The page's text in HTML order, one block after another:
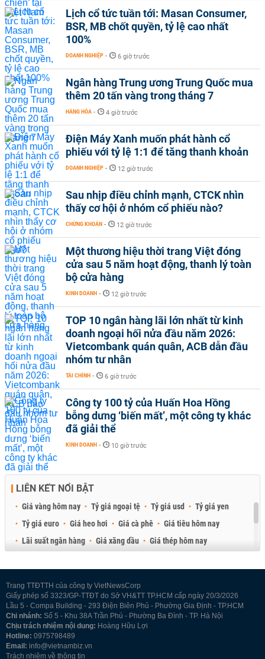
Lịch cổ tức tuần tới: Masan Consumer,
BSR, MB chốt quyền, tỷ lệ cao nhất
100%
DOANH NGHIỆP - 6 giờ trước
Ngân hàng Trung ương Trung Quốc mua
thêm 20 tấn vàng trong tháng 7
HÀNG HÓA - 4 giờ trước
Điện Máy Xanh muốn phát hành cổ
phiếu với tỷ lệ 1:1 để tăng thanh khoản
DOANH NGHIỆP - 12 giờ trước
Sau nhịp điều chỉnh mạnh, CTCK nhìn
thấy cơ hội ở nhóm cổ phiếu nào?
CHỨNG KHOÁN - 12 giờ trước
Một thương hiệu thời trang Việt đóng
cửa sau 5 năm hoạt động, thanh lý toàn
bộ cửa hàng
KINH DOANH - 12 giờ trước
TOP 10 ngân hàng lãi lớn nhất từ kinh
doanh ngoại hối nửa đầu năm 2026:
Vietcombank quán quân, ACB dẫn đầu
nhóm tư nhân
TÀI CHÍNH - 6 giờ trước
Công ty 100 tỷ của Huấn Hoa Hồng
bỗng dưng ‘biến mất’, một công ty khác
đã giải thể
KINH DOANH - 10 giờ trước
LIÊN KẾT NỔI BẬT
Giá vàng hôm nay Tỷ giá ngoại tệ Tỷ giá usd
Tỷ giá yen
Tỷ giá euro
Giá heo hơi Giá cà phê
Giá tiêu hôm nay
Lãi suất ngân hàng
Giá xăng dầu
Giá thép hôm nay
Trang TTĐTTH của công ty VietNewsCorp
Giấy phép số 3323/GP-TTĐT do Sở VH&TT TP.HCM cấp ngày 20/3/2026
Lầu 5 - Compa Building - 293 Điện Biên Phủ - Phường Gia Định - TP.HCM
Chi nhánh: Số 5 - Khu 38A Trần Phú - Phường Ba Đình - TP. Hà Nội
Chịu trách nhiệm nội dung: Hoàng Hữu Lợi
Hotline: 0975798489
Email: info@vietnambiz.vn
Trách nhiệm về thông tin